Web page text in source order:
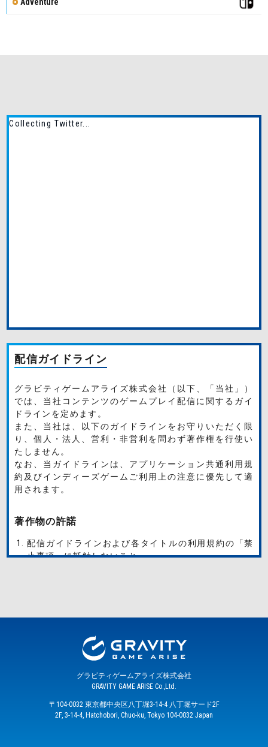
Collecting Twitter...
配信ガイドライン
グラビティゲームアライズ株式会社（以下、「当社」）
では、当社コンテンツのゲームプレイ配信に関するガイ
ドラインを定めます。
また、当社は、以下のガイドラインをお守りいただく限
り、個人・法人、営利・非営利を問わず著作権を行使い
たしません。
なお、当ガイドラインは、アプリケーション共通利用規
約及びインディーズゲームご利用上の注意に優先して適
用されます。
著作物の許諾
配信ガイドラインおよび各タイトルの利用規約の「禁
止事項」に抵触しないこと
【NecroBoy : Path to Evilship】
© GRAVITY GAME ARISE Co.,Ltd. © 2022Chillin’Wolf All
【フォレストピア】
rights reserved.
グラビティゲームアライズ株式会社
GRAVITY GAME ARISE Co.,Ltd.
〒104-0032 東京都中央区八丁堀3-14-4 八丁堀サード2F
2F, 3-14-4, Hatchobori, Chuo-ku, Tokyo 104-0032 Japan